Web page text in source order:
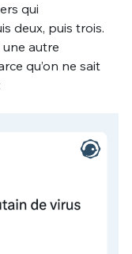
qui
deux, puis trois.
autre
qu’on ne sait